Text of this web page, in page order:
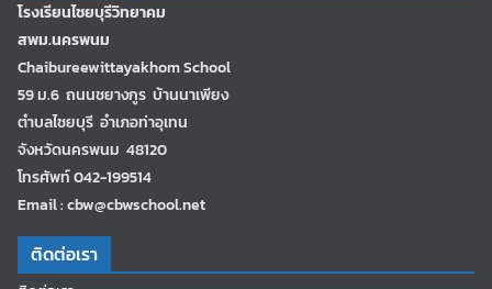
โรงเรียนไชยบุรีวิทยาคม
สพม.นครพนม
Chaibureewittayakhom School
59 ม.6 ถนนชยางกูร บ้านนาเพียง
ตำบลไชยบุรี อำเภอท่าอุเทน
จังหวัดนครพนม 48120
โทรศัพท์ 042-199514
Email : cbw@cbwschool.net
ติดต่อเรา